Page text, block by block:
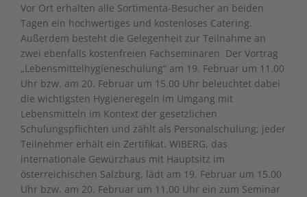
Vor Ort erhalten alle Sortimenta-Besucher an beiden
Tagen ein hochwertiges und kostenloses Catering.
Außerdem besteht die Gelegenheit zur Teilnahme an
zwei ebenfalls kostenfreien Fachseminaren. Der Vortrag
„Lebensmittelhygieneschulung“ am 19. Februar um 11.00
Uhr bzw. am 20. Februar um 15.00 Uhr beleuchtet dabei
die wichtigsten Hygieneregeln im Umgang mit
Lebensmitteln im Kontext der gesetzlichen
Schulungspflichten und zählt als Personalschulung; jeder
Teilnehmer erhält ein Zertifikat. WIBERG, das
internationale Gewürzhaus mit Hauptsitz im
österreichischen Salzburg, lädt am 19. Februar um 15.00
Uhr bzw. am 20. Februar um 11.00 Uhr ein zum Seminar